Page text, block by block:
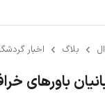
بلاگ اخبار
باورهای